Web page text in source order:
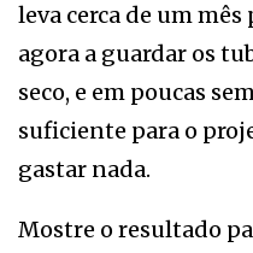
leva cerca de um mês
agora a guardar os
seco, e em poucas
suficiente para o
gastar nada.
Mostre o resultado